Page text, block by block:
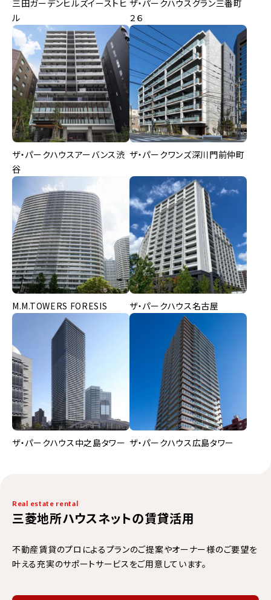
三田ガーデンヒルズイーストヒ
ル
ザ・パークハウスグラン三番町
２６
ザ・パークハウスアーバンス渋
谷
ザ・パークワンズ深川門前仲町
M.M.TOWERS FORESIS ザ・パークハウス名古屋
ザ・パークハウス中之島タワー ザ・パークハウス広島タワー
Real estate rental
三菱地所ハウスネットの賃貸活用
不動産賃貸のプロによるプランのご提案やオーナー様のご要望を
叶える充実のサポートサービスをご用意しています。